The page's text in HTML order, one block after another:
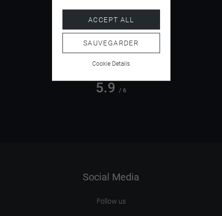
4.5
5.9 / 6
Social Media
Follow us
ACCEPT ALL
SAUVEGARDER
Cookie Details